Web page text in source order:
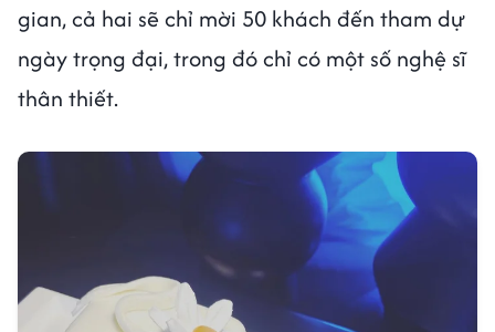
gian, cả hai sẽ chỉ mời 50 khách đến tham dự
ngày trọng đại, trong đó chỉ có một số nghệ sĩ
thân thiết.